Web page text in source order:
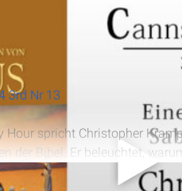
1.026Klicks
3rd Nr 13
Hour spricht Christopher
der Bibel. Er beleuchtet,
erklärt die biblischen
alles anzeigen